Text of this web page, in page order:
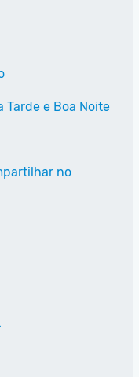
Tarde e Boa Noite
no